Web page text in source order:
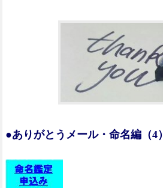
●ありがとうメール・命名編（4）